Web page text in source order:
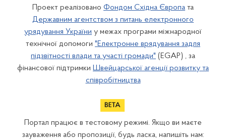
Проект реалізовано Фондом Східна Європа та
Державним агентством з питань електронного
урядування України у межах програми міжнародної
технічної допомоги "Електронне врядування задля
підзвітності влади та участі громади" (EGAP) , за
фінансової підтримки Швейцарської агенції розвитку та
співробітництва
Портал працює в тестовому режимі. Якщо ви маєте
зауваження або пропозиції, будь ласка, напишіть нам: